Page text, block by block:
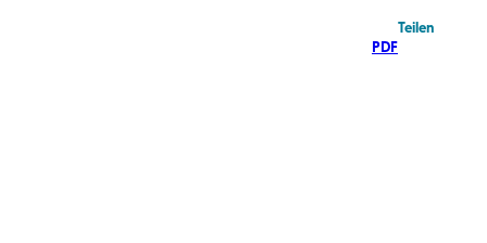
PDF
Teilen